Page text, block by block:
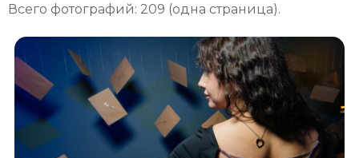
Всего фотографий: 209 (одна страница).